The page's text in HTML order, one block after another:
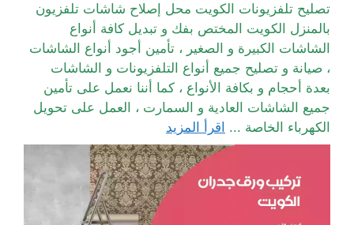
تصليح تلفزيونات الكويت محل إصلاح شاشات تلفزيون
بالمنزل الكويت المختص بفك و تبديل كافة أنواع
الشاشات الكبيرة و الصغير ، تأمين أجود أنواع الشاشات
، صيانة و تصليح جميع أنواع التلفزيونات و الشاشات
بعدة أحجام و بكافة الأنواع ، كما أننا نعمل على تأمين
جميع الشاشات العادية و السمارت ، العمل على تحويل
الكهرباء الخاصة ... اقرأ المزيد